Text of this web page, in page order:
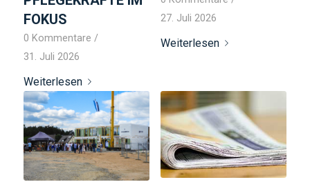
FOKUS
0 Kommentare /
31. Juli 2026
Weiterlesen
27. Juli 2026
Weiterlesen